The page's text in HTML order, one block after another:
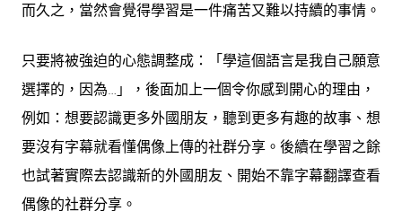
而久之，當然會覺得學習是一件痛苦又難以持續的事情。
只要將被強迫的心態調整成：「學這個語言是我自己願意
選擇的，因為…」，後面加上一個令你感到開心的理由，
例如：想要認識更多外國朋友，聽到更多有趣的故事、想
要沒有字幕就看懂偶像上傳的社群分享。後續在學習之餘
也試著實際去認識新的外國朋友、開始不靠字幕翻譯查看
偶像的社群分享。